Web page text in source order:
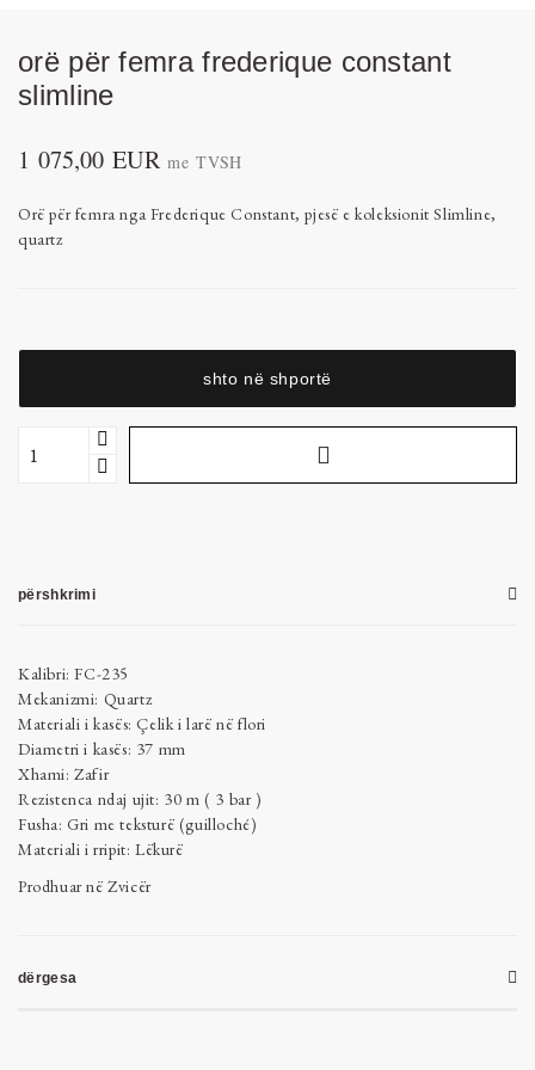
orë për femra frederique constant
slimline
1 075,00 EUR me TVSH
Orë për femra nga Frederique Constant, pjesë e koleksionit Slimline,
quartz
shto në shportë
përshkrimi
Kalibri: FC-235
Mekanizmi: Quartz
Materiali i kasës: Çelik i larë në flori
Diametri i kasës: 37 mm
Xhami: Zafir
Rezistenca ndaj ujit: 30 m ( 3 bar )
Fusha: Gri me teksturë (guilloché)
Materiali i rripit: Lëkurë
Prodhuar në Zvicër
dërgesa